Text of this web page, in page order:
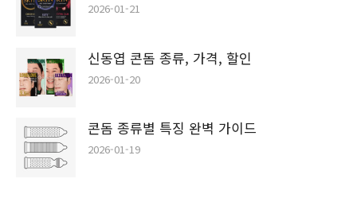
2026-01-21
신동엽 콘돔 종류, 가격, 할인
2026-01-20
콘돔 종류별 특징 완벽 가이드
2026-01-19